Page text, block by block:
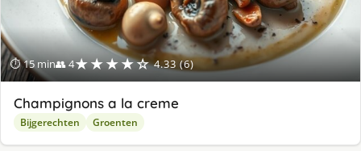
⏱ 15 min👥 4★★★★☆ 4.33 (6)
Champignons a la creme
Bijgerechten Groenten